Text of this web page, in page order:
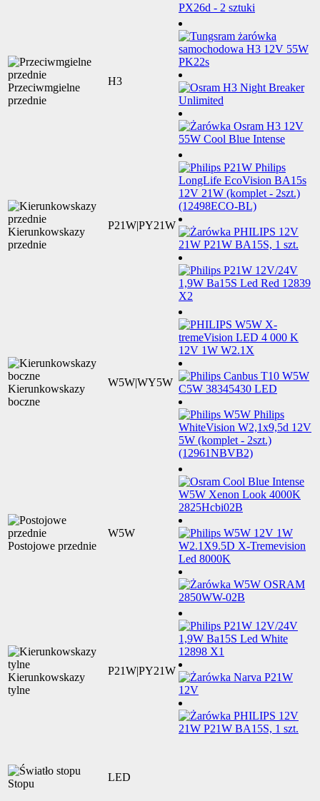
Przeciwmgielne
przednie
H3
Kierunkowskazy
przednie
P21W|PY21W
Kierunkowskazy
boczne
W5W|WY5W
Postojowe przednie
W5W
Kierunkowskazy
tylne
P21W|PY21W
Stopu
LED